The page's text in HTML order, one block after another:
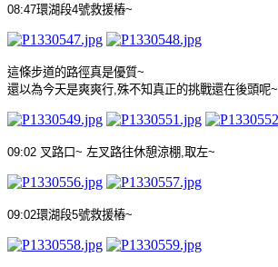
08:47環湖段4號救援樁~
這條步道的路徑真是優質~
還以為今天是爽爽行 殊不知真正的挑戰還在後頭呢~
09:02 叉路口~ 左叉路往休憩涼棚 取左~
09:02環湖段5號救援樁~